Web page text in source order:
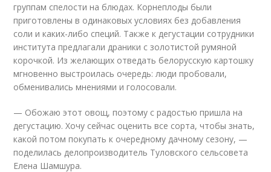
группам спелости на блюдах. Корнеплоды были
приготовлены в одинаковых условиях без добавления
соли и каких-либо специй. Также к дегустации сотрудники
института предлагали драники с золотистой румяной
корочкой. Из желающих отведать белорусскую картошку
мгновенно выстроилась очередь: люди пробовали,
обменивались мнениями и голосовали.
— Обожаю этот овощ, поэтому с радостью пришла на
дегустацию. Хочу сейчас оценить все сорта, чтобы знать,
какой потом покупать к очередному дачному сезону, —
поделилась делопроизводитель Туловского сельсовета
Елена Шамшура.